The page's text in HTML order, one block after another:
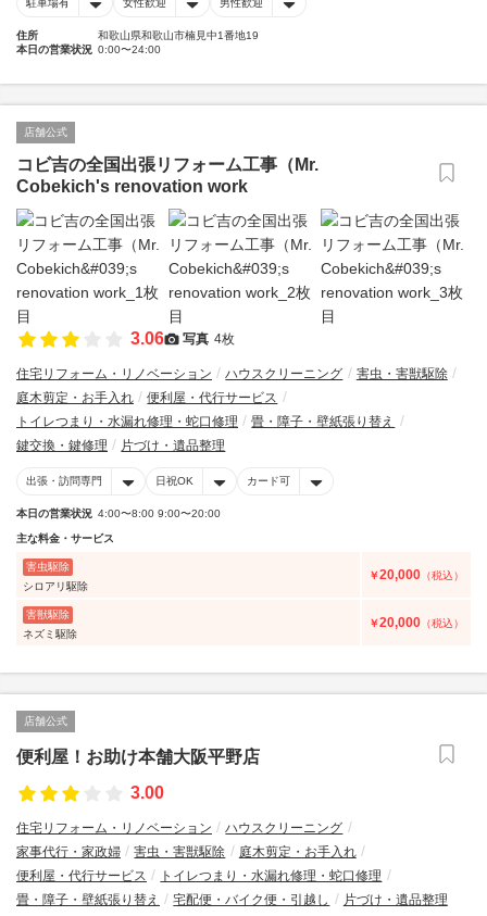
駐車場有 女性歓迎 男性歓迎
住所
和歌山県和歌山市楠見中1番地19
本日の営業状況 0:00〜24:00
店舗公式
コビ吉の全国出張リフォーム工事（Mr.
Cobekich's renovation work
3.06 写真 4枚
住宅リフォーム・リノベーション ハウスクリーニング
害虫・害獣駆除
庭木剪定・お手入れ
便利屋・代行サービス
トイレつまり・水漏れ修理・蛇口修理
畳・障子・壁紙張り替え
鍵交換・鍵修理
片づけ・遺品整理
出張・訪問専門 日祝OK カード可
本日の営業状況 4:00〜8:00 9:00〜20:00
主な料金・サービス
害虫駆除
シロアリ駆除
￥20,000 （税込）
害獣駆除
ネズミ駆除
￥20,000 （税込）
店舗公式
便利屋！お助け本舗大阪平野店
3.00
住宅リフォーム・リノベーション
ハウスクリーニング
家事代行・家政婦
害虫・害獣駆除
庭木剪定・お手入れ
便利屋・代行サービス
トイレつまり・水漏れ修理・蛇口修理
畳・障子・壁紙張り替え
宅配便・バイク便・引越し 片づけ・遺品整理